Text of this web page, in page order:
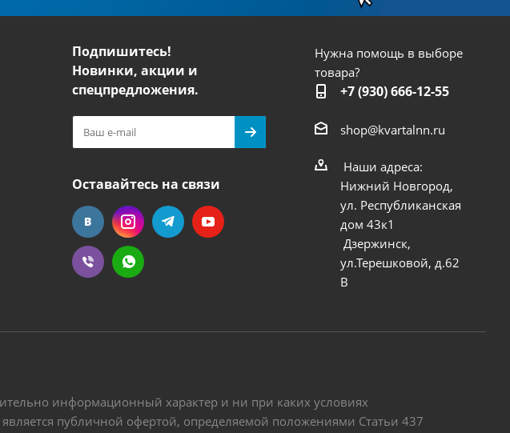
Подпишитесь!
Новинки, акции и
спецпредложения.
Оставайтесь на связи
Нужна помощь в выборе
товара?
+7 (930) 666-12-55
shop@kvartalnn.ru
Наши адреса:
Нижний Новгород,
ул. Республиканская
дом 43к1
Дзержинск,
ул.Терешковой, д.62
В
информационный характер и ни при каких условиях
публичной офертой, определяемой положениями Статьи 437